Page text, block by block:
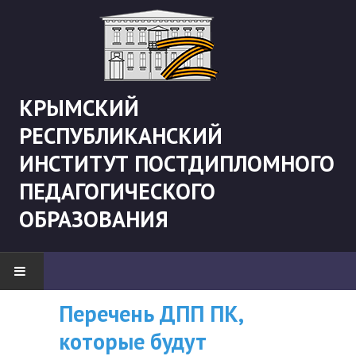
КРЫМСКИЙ
РЕСПУБЛИКАНСКИЙ
ИНСТИТУТ ПОСТДИПЛОМНОГО
ПЕДАГОГИЧЕСКОГО
ОБРАЗОВАНИЯ
НОВОСТИ
"Боевая" русистика
ВНИМАНИЮ
СЛУШАТЕЛЕЙ, У
Перечень ДПП ПК,
которые будут